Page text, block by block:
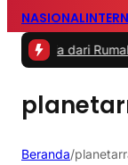
NASIONAL
dari Rumah |#2 -
Beranda/